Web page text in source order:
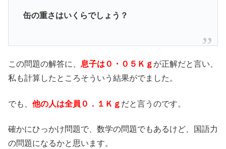
缶の重さはいくらでしょう？
この問題の解答に、 息子は０・０５Ｋｇ が正解だと言い、
私も計算したところそういう結果がでました。
でも、 他の人は全員０．１Ｋｇ だと言うのです。
確かにひっかけ問題で、数学の問題でもあるけど、国語力
の問題になるかと思います。